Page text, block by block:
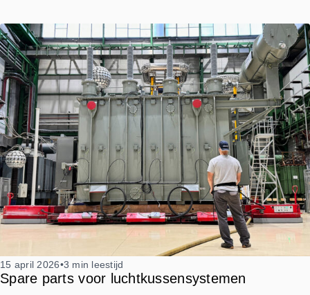
15 april 2026•3 min leestijd
Spare parts voor luchtkussensystemen